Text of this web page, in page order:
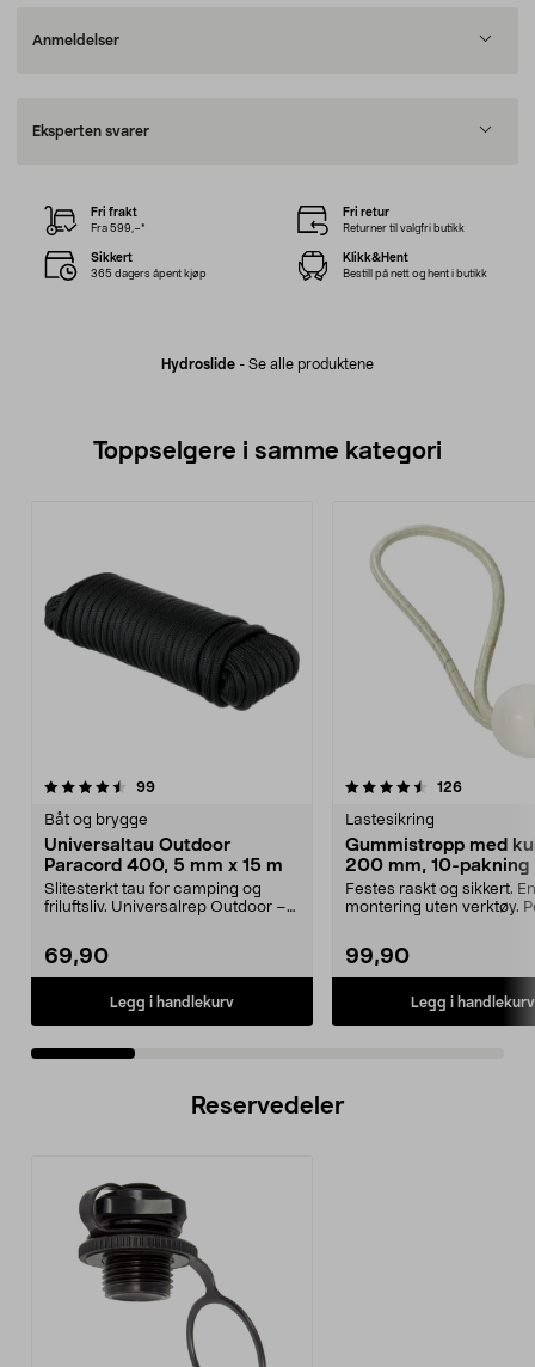
Anmeldelser
Eksperten svarer
Hydroslide - Se alle produktene
Fri frakt
Fra 599,–*
Fri retur
Returner til valgfri butikk
Sikkert
365 dagers åpent kjøp
Klikk&Hent
Bestill på nett og hent i butikk
Toppselgere i samme kategori
99anmeldelser
Båt og brygge
Universaltau Outdoor
Paracord 400, 5 mm x 15 m
Slitesterkt tau for camping og
friluftsliv. Universalrep Outdoor –
69,90
Legg i handlekurv
4.5 av 5 stjerner 126
Lastesikring
Gummistropp med
200 mm, 10-pakning
Festes raskt og sikkert.
montering uten verktøy.
99,90
Legg i handlekurv
4.0 av 5 stjerner
Reservedeler